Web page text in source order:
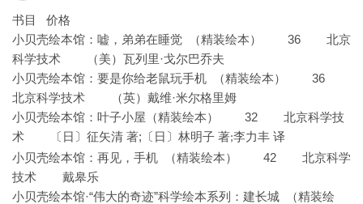
书目 价格
小贝壳绘本馆：嘘，弟弟在睡觉
（精装绘本）
36 北京
科学技术
（美）瓦列里·戈尔巴乔夫
小贝壳绘本馆：要是你给老鼠玩手机 （精装绘本）
36
北京科学技术
（英）戴维·米尔格里姆
小贝壳绘本馆：叶子小屋（精装绘本） 32 北京科学技
术
〔日〕征矢清 著; 〔日〕林明子 著;李力丰 译
小贝壳绘本馆：再见，手机
（精装绘本）
42 北京科学
技术 戴皋乐
小贝壳绘本馆·“伟大的奇迹”科学绘本系列：建长城 （精装绘